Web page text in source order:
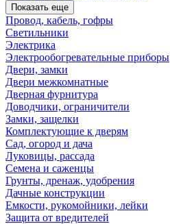
Показать еще
Провод, кабель, гофры
Светильники
Электрика
Электрообогревательные приборы
Двери, замки
Двери межкомнатные
Дверная фурнитура
Доводчики, ограничители
Замки, защелки
Комплектующие к дверям
Сад, огород и дача
Луковицы, рассада
Семена и саженцы
Грунты, дренаж, удобрения
Дачные конструкции
Емкости, рукомойники, лейки
Защита от вредителей